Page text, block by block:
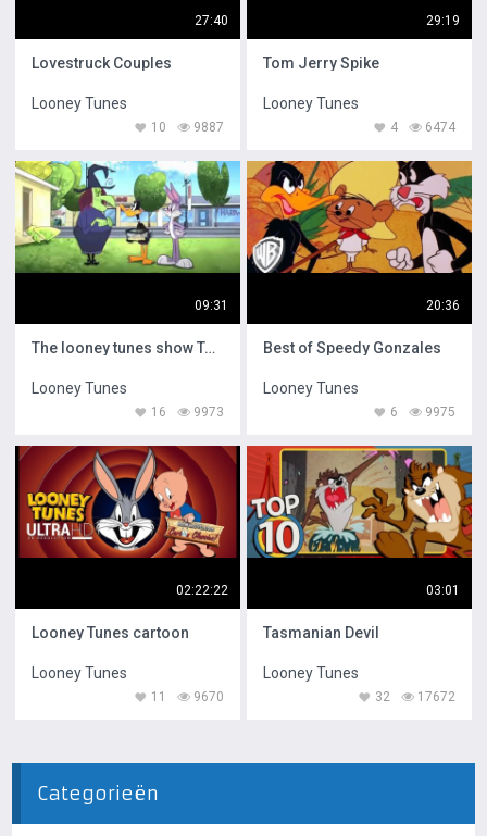
27:40
Lovestruck Couples
Looney Tunes
9887
10
29:19
Tom Jerry Spike
Looney Tunes
6474
4
09:31
The looney tunes show Tasmania Devil
Looney Tunes
9973
16
20:36
Best of Speedy Gonzales
Looney Tunes
9975
6
02:22:22
Looney Tunes cartoon
Looney Tunes
9670
11
03:01
Tasmanian Devil
Looney Tunes
17672
32
Categorieën